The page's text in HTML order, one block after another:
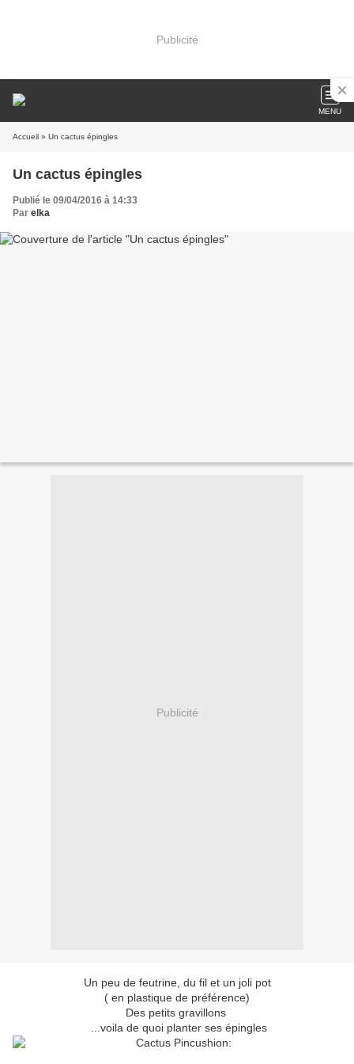
Publicité
MENU
Accueil » Un cactus épingles
Un cactus épingles
Publié le 09/04/2016 à 14:33
Par elka
Publicité
Un peu de feutrine, du fil et un joli pot
( en plastique de préférence)
Des petits gravillons
...voila de quoi planter ses épingles